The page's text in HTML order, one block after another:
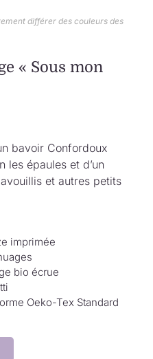
différer des couleurs des
« Sous mon
bavoir Confordoux
les épaules et d’un
et autres petits
imprimée
bio écrue
Oeko-Tex Standard